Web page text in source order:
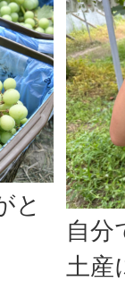
と
自分
土産